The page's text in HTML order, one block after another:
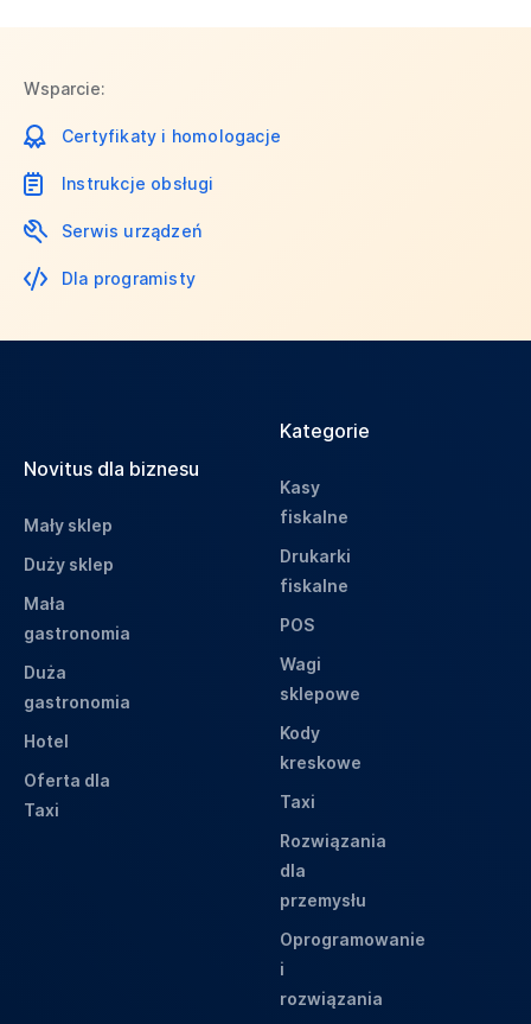
Wsparcie:
Certyfikaty i homologacje
Instrukcje obsługi
Serwis urządzeń
Dla programisty
Novitus dla biznesu
Mały sklep
Duży sklep
Mała
gastronomia
Duża
gastronomia
Hotel
Oferta dla
Taxi
Kategorie
Kasy
fiskalne
Drukarki
fiskalne
POS
Wagi
sklepowe
Kody
kreskowe
Taxi
Rozwiązania
dla
przemysłu
Oprogramowanie
i
rozwiązania